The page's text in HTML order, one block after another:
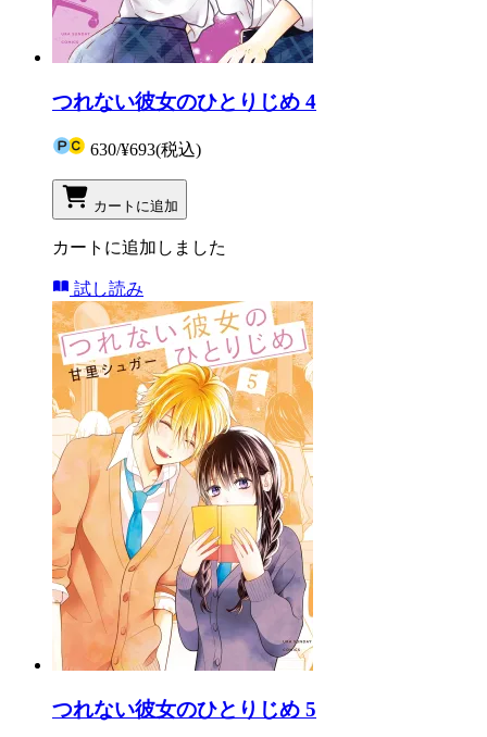
つれない彼女のひとりじめ 4
630/¥693(税込)
カートに追加
カートに追加しました
試し読み
つれない彼女のひとりじめ 5